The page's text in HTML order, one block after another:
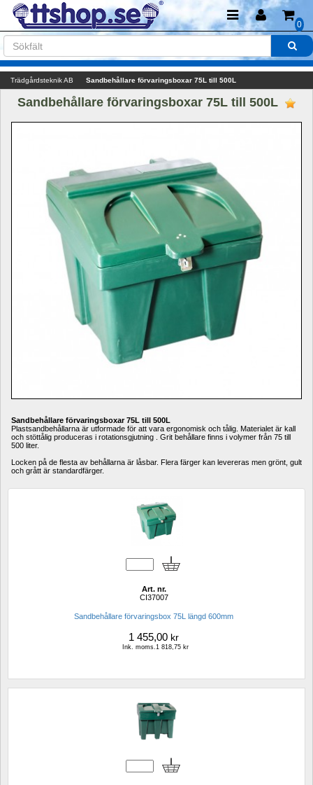
0
Trädgårdsteknik AB Sandbehållare förvaringsboxar 75L till 500L
Sandbehållare förvaringsboxar 75L till 500L
Sandbehållare förvaringsboxar 75L till 500L
Plastsandbehållarna är utformade för att vara ergonomisk och tålig. Materialet är kall
och stöttålig produceras i rotationsgjutning . Grit behållare finns i volymer från 75 till
500 liter.
Locken på de flesta av behållarna är låsbar. Flera färger kan levereras men grönt, gult
och grått är standardfärger.
Art. nr.
CI37007
Sandbehållare förvaringsbox 75L längd 600mm
1 455,00 kr
Ink. moms.1 818,75 kr